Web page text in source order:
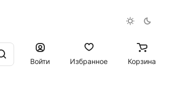
Войти
Избранное Корзина